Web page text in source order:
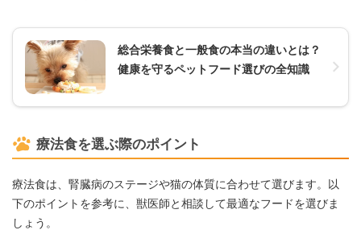
総合栄養食と一般食の本当の違いとは？
健康を守るペットフード選びの全知識
療法食を選ぶ際のポイント
療法食は、腎臓病のステージや猫の体質に合わせて選びます。以
下のポイントを参考に、獣医師と相談して最適なフードを選びま
しょう。